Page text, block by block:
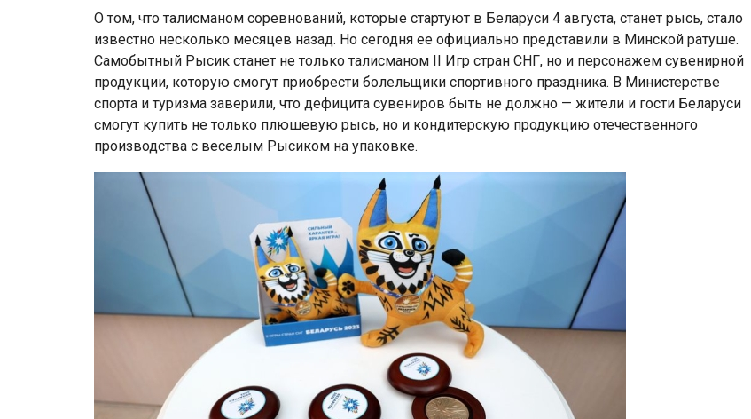
О том, что талисманом соревнований, которые стартуют в Беларуси 4 августа, станет рысь, стало
известно несколько месяцев назад. Но сегодня ее официально представили в Минской ратуше.
Самобытный Рысик станет не только талисманом II Игр стран СНГ, но и персонажем сувенирной
продукции, которую смогут приобрести болельщики спортивного праздника. В Министерстве
спорта и туризма заверили, что дефицита сувениров быть не должно — жители и гости Беларуси
смогут купить не только плюшевую рысь, но и кондитерскую продукцию отечественного
производства с веселым Рысиком на упаковке.